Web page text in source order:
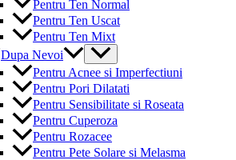
Pentru Ten Normal
Pentru Ten Uscat
Pentru Ten Mixt
Dupa Nevoi
Menu
Toggle
Pentru Acnee si Imperfectiuni
Pentru Pori Dilatati
Pentru Sensibilitate si Roseata
Pentru Cuperoza
Pentru Rozacee
Pentru Pete Solare si Melasma